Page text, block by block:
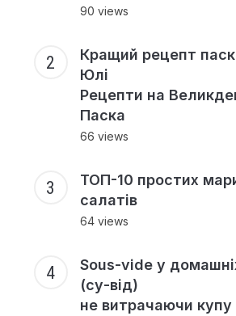
90 views
Кращий рецепт
Юлі
Рецепти на
Паска
66 views
ТОП-10 простих
салатів
64 views
Sous-vide у
(су-від)
не витрачаючи